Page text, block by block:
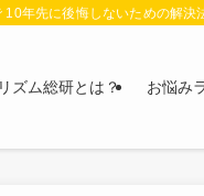
年先に後悔しないための解決
ズム総研とは？ お悩み